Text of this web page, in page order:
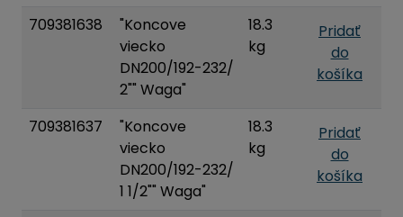
709381638
"Koncove
viecko
DN200/192-232/
2"" Waga"
18.3
kg
Pridať
do
košíka
709381637
"Koncove
viecko
DN200/192-232/
1 1/2"" Waga"
18.3
kg
Pridať
do
košíka